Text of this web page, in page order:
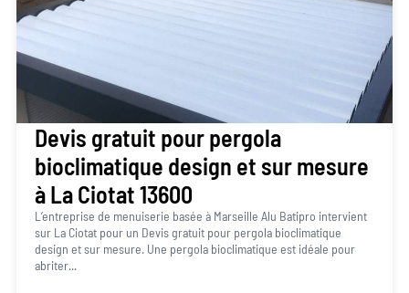
Devis gratuit pour pergola
bioclimatique design et sur mesure
à La Ciotat 13600
L’entreprise de menuiserie basée à Marseille Alu Batipro intervient
sur La Ciotat pour un Devis gratuit pour pergola bioclimatique
design et sur mesure. Une pergola bioclimatique est idéale pour
abriter...